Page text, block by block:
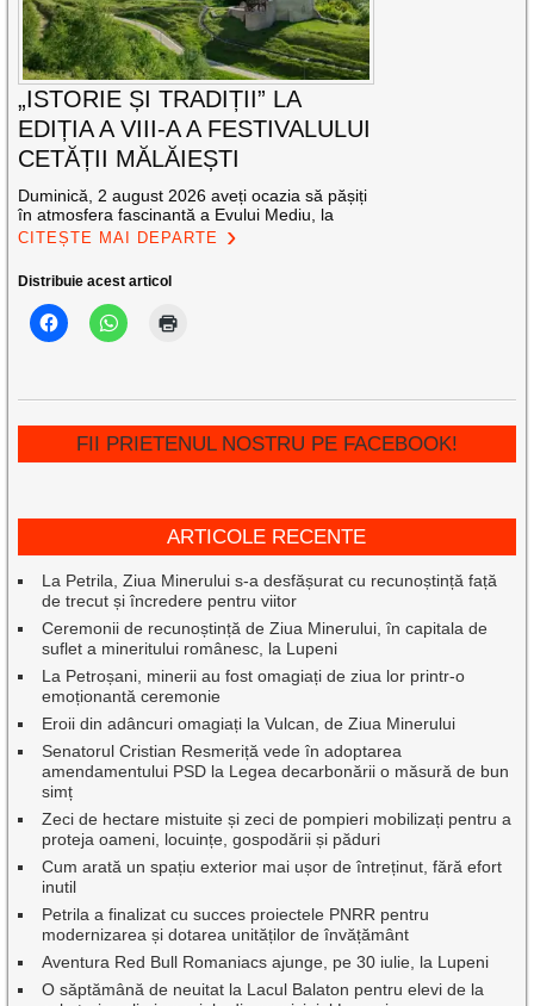
„ISTORIE ȘI TRADIȚII” LA
EDIȚIA A VIII-A A FESTIVALULUI
CETĂȚII MĂLĂIEȘTI
Duminică, 2 august 2026 aveți ocazia să pășiți
în atmosfera fascinantă a Evului Mediu, la
CITEȘTE MAI DEPARTE
Distribuie acest articol
FII PRIETENUL NOSTRU PE FACEBOOK!
ARTICOLE RECENTE
La Petrila, Ziua Minerului s-a desfășurat cu recunoștință față
de trecut și încredere pentru viitor
Ceremonii de recunoștință de Ziua Minerului, în capitala de
suflet a mineritului românesc, la Lupeni
La Petroșani, minerii au fost omagiați de ziua lor printr-o
emoționantă ceremonie
Eroii din adâncuri omagiați la Vulcan, de Ziua Minerului
Senatorul Cristian Resmeriță vede în adoptarea
amendamentului PSD la Legea decarbonării o măsură de bun
simț
Zeci de hectare mistuite și zeci de pompieri mobilizați pentru a
proteja oameni, locuințe, gospodării și păduri
Cum arată un spațiu exterior mai ușor de întreținut, fără efort
inutil
Petrila a finalizat cu succes proiectele PNRR pentru
modernizarea și dotarea unităților de învățământ
Aventura Red Bull Romaniacs ajunge, pe 30 iulie, la Lupeni
O săptămână de neuitat la Lacul Balaton pentru elevi de la